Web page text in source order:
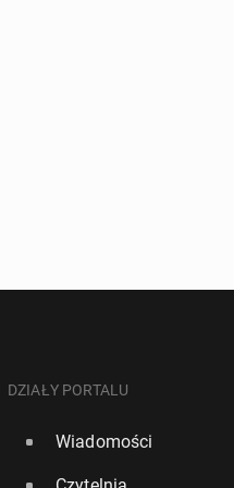
DZIAŁY PORTALU
Wiadomości